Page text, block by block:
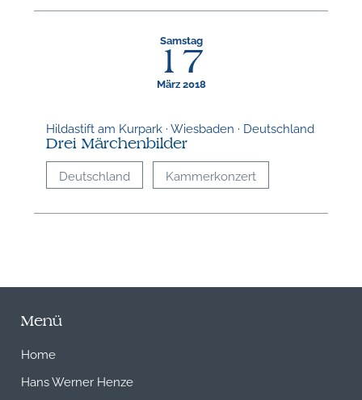
Samstag
17
März 2018
Hildastift am Kurpark · Wiesbaden · Deutschland
Drei Märchenbilder
Deutschland Kammerkonzert
Menü
Home
Hans Werner Henze